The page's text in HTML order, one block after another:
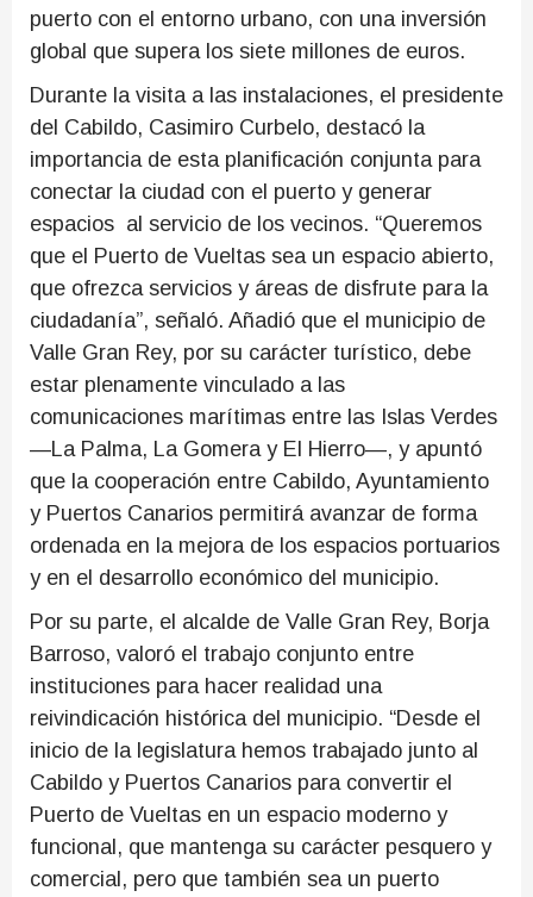
puerto con el entorno urbano, con una inversión
global que supera los siete millones de euros.
Durante la visita a las instalaciones, el presidente
del Cabildo, Casimiro Curbelo, destacó la
importancia de esta planificación conjunta para
conectar la ciudad con el puerto y generar
espacios al servicio de los vecinos. “Queremos
que el Puerto de Vueltas sea un espacio abierto,
que ofrezca servicios y áreas de disfrute para la
ciudadanía”, señaló. Añadió que el municipio de
Valle Gran Rey, por su carácter turístico, debe
estar plenamente vinculado a las
comunicaciones marítimas entre las Islas Verdes
—La Palma, La Gomera y El Hierro—, y apuntó
que la cooperación entre Cabildo, Ayuntamiento
y Puertos Canarios permitirá avanzar de forma
ordenada en la mejora de los espacios portuarios
y en el desarrollo económico del municipio.
Por su parte, el alcalde de Valle Gran Rey, Borja
Barroso, valoró el trabajo conjunto entre
instituciones para hacer realidad una
reivindicación histórica del municipio. “Desde el
inicio de la legislatura hemos trabajado junto al
Cabildo y Puertos Canarios para convertir el
Puerto de Vueltas en un espacio moderno y
funcional, que mantenga su carácter pesquero y
comercial, pero que también sea un puerto